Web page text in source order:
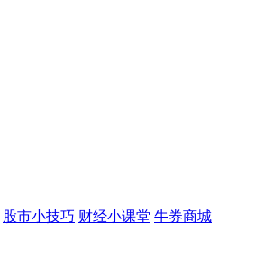
股市小技巧 财经小课堂 牛券商城